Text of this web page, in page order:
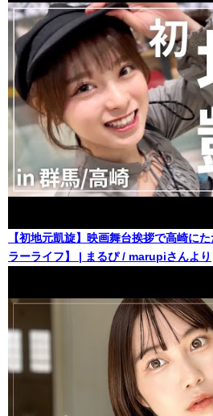
【初地元凱旋】映画舞台挨拶で高崎に
ラーライフ】 | まるぴ / marupiさんより